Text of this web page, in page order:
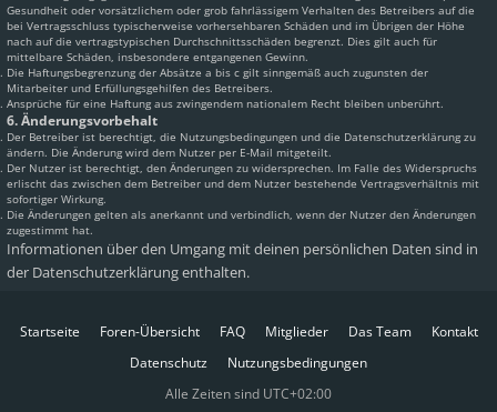
Gesundheit oder vorsätzlichem oder grob fahrlässigem Verhalten des Betreibers auf die
bei Vertragsschluss typischerweise vorhersehbaren Schäden und im Übrigen der Höhe
nach auf die vertragstypischen Durchschnittsschäden begrenzt. Dies gilt auch für
mittelbare Schäden, insbesondere entgangenen Gewinn.
Die Haftungsbegrenzung der Absätze a bis c gilt sinngemäß auch zugunsten der
Mitarbeiter und Erfüllungsgehilfen des Betreibers.
Ansprüche für eine Haftung aus zwingendem nationalem Recht bleiben unberührt.
6. Änderungsvorbehalt
Der Betreiber ist berechtigt, die Nutzungsbedingungen und die Datenschutzerklärung zu
ändern. Die Änderung wird dem Nutzer per E-Mail mitgeteilt.
Der Nutzer ist berechtigt, den Änderungen zu widersprechen. Im Falle des Widerspruchs
erlischt das zwischen dem Betreiber und dem Nutzer bestehende Vertragsverhältnis mit
sofortiger Wirkung.
Die Änderungen gelten als anerkannt und verbindlich, wenn der Nutzer den Änderungen
zugestimmt hat.
Informationen über den Umgang mit deinen persönlichen Daten sind in
der Datenschutzerklärung enthalten.
Startseite Foren-Übersicht FAQ Mitglieder Das Team
Kontakt
Datenschutz
Nutzungsbedingungen
Alle Zeiten sind UTC+02:00